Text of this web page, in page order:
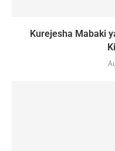
Kurejesha Mabaki